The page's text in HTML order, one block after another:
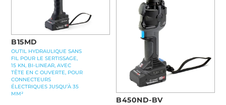
B15MD
OUTIL HYDRAULIQUE SANS
FIL POUR LE SERTISSAGE,
15 KN, BI-LINEAR, AVEC
TÊTE EN C OUVERTE, POUR
CONNECTEURS
ÉLECTRIQUES JUSQU’À 35
MM²
B450ND-BV